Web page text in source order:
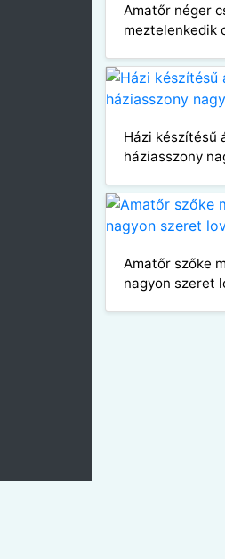
Amatőr néger
meztelenkedik
Házi készítésű
háziasszony
Amatőr szőke
nagyon szeret